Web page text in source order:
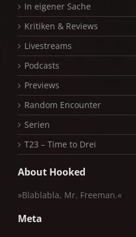
In eigener Sache
Kritiken & Reviews
Livestreams
Podcasts
Previews
Random Encounter
Serien
T23 – Time to Drei
About Hooked
»Blablabla, Mr. Freeman.«
Meta